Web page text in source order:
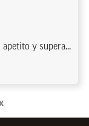
y supera...